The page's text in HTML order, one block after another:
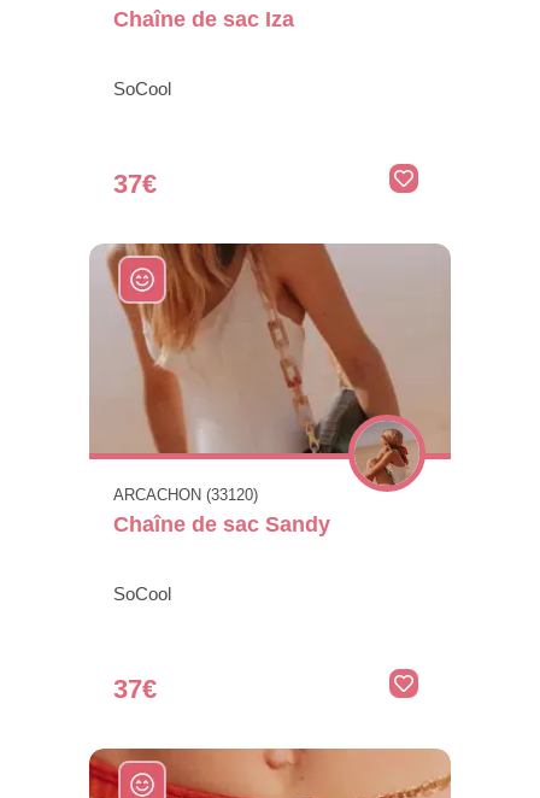
Chaîne de sac Iza
SoCool
37€
ARCACHON (33120)
Chaîne de sac Sandy
SoCool
37€